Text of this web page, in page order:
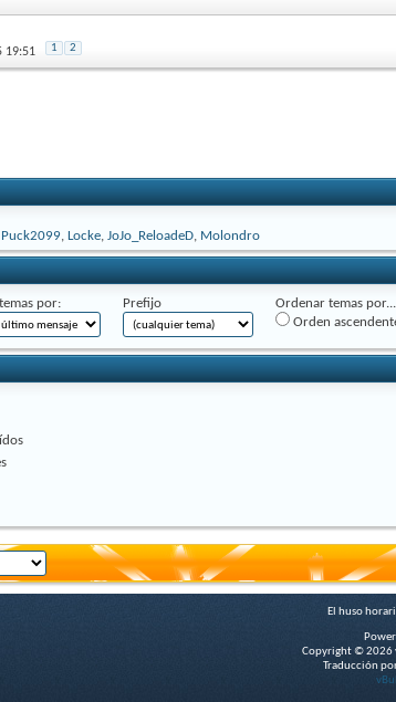
19:51 1 2
Puck2099, Locke, JoJo_ReloadeD, Molondro
por: Prefijo
Ordenar temas por...
Orden
El huso
Copyright © 2026
Traducción